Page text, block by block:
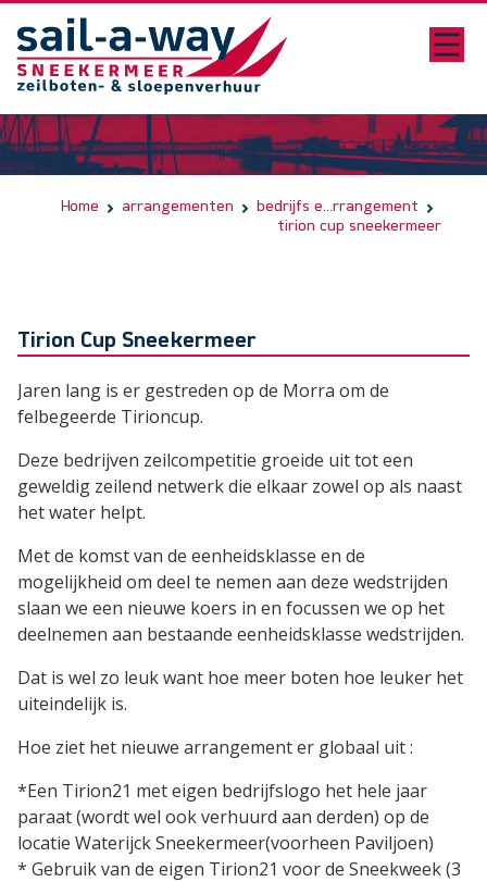
Home arrangementen
bedrijfs e...rrangement
tirion cup sneekermeer
Tirion Cup Sneekermeer
Jaren lang is er gestreden op de Morra om de
felbegeerde Tirioncup.
Deze bedrijven zeilcompetitie groeide uit tot een
geweldig zeilend netwerk die elkaar zowel op als naast
het water helpt.
Met de komst van de eenheidsklasse en de
mogelijkheid om deel te nemen aan deze wedstrijden
slaan we een nieuwe koers in en focussen we op het
deelnemen aan bestaande eenheidsklasse wedstrijden.
Dat is wel zo leuk want hoe meer boten hoe leuker het
uiteindelijk is.
Hoe ziet het nieuwe arrangement er globaal uit :
*Een Tirion21 met eigen bedrijfslogo het hele jaar
paraat (wordt wel ook verhuurd aan derden) op de
locatie Waterijck Sneekermeer(voorheen Paviljoen)
* Gebruik van de eigen Tirion21 voor de Sneekweek (3